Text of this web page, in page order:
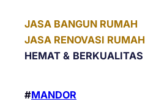
JASA BANGUN RUMAH
JASA RENOVASI RUMAH
HEMAT & BERKUALITAS
#MANDOR